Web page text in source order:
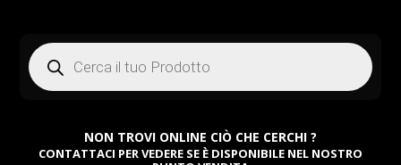
Products
search
NON TROVI ONLINE CIÒ CHE CERCHI ?
CONTATTACI PER VEDERE SE È DISPONIBILE NEL NOSTRO